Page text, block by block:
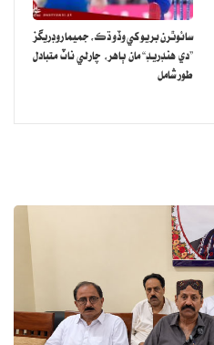
سائوٿرن بريو کي وڏو ڌڪ، جميما روڊريگز
”دي هنڊريڊ“ مان ٻاهر، چارلي ناٽ متبادل
طور شامل